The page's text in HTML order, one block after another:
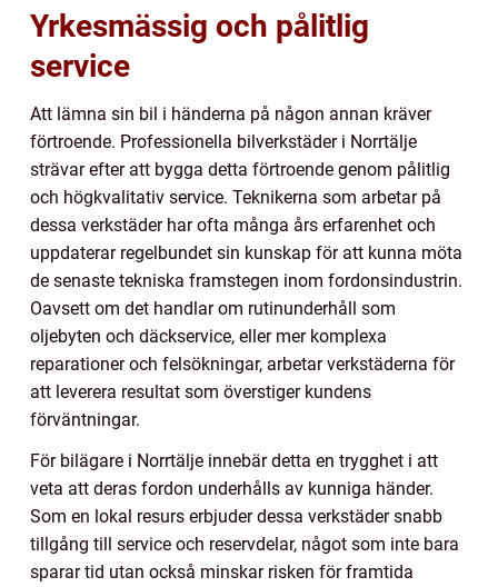
Yrkesmässig och pålitlig
service
Att lämna sin bil i händerna på någon annan kräver
förtroende. Professionella bilverkstäder i Norrtälje
strävar efter att bygga detta förtroende genom pålitlig
och högkvalitativ service. Teknikerna som arbetar på
dessa verkstäder har ofta många års erfarenhet och
uppdaterar regelbundet sin kunskap för att kunna möta
de senaste tekniska framstegen inom fordonsindustrin.
Oavsett om det handlar om rutinunderhåll som
oljebyten och däckservice, eller mer komplexa
reparationer och felsökningar, arbetar verkstäderna för
att leverera resultat som överstiger kundens
förväntningar.
För bilägare i Norrtälje innebär detta en trygghet i att
veta att deras fordon underhålls av kunniga händer.
Som en lokal resurs erbjuder dessa verkstäder snabb
tillgång till service och reservdelar, något som inte bara
sparar tid utan också minskar risken för framtida